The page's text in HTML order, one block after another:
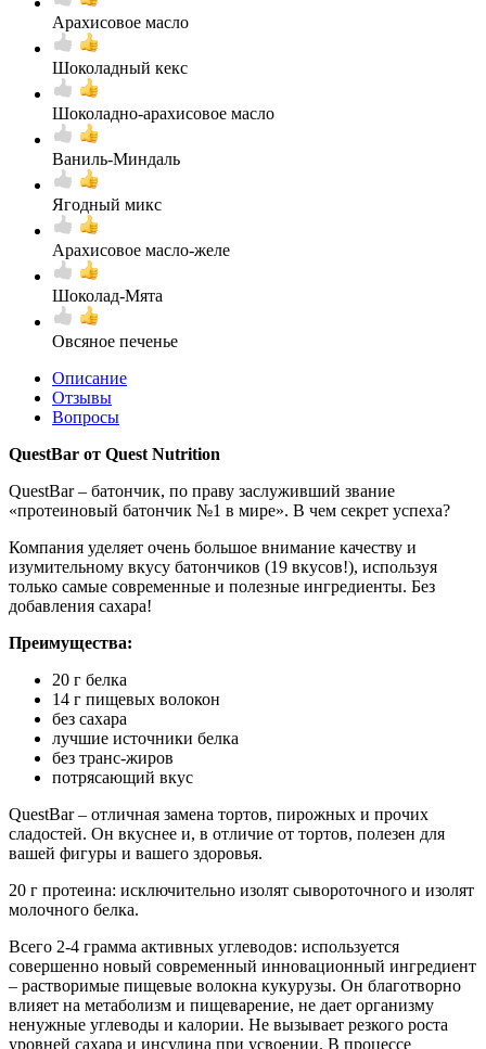
Арахисовое масло
Шоколадный кекс
Шоколадно-арахисовое масло
Ваниль-Миндаль
Ягодный микс
Арахисовое масло-желе
Шоколад-Мята
Овсяное печенье
Описание
Отзывы
Вопросы
QuestBar от Quest Nutrition
QuestBar – батончик, по праву заслуживший звание
«протеиновый батончик №1 в мире». В чем секрет успеха?
Компания уделяет очень большое внимание качеству и
изумительному вкусу батончиков (19 вкусов!), используя
только самые современные и полезные ингредиенты. Без
добавления сахара!
Преимущества:
20 г белка
14 г пищевых волокон
без сахара
лучшие источники белка
без транс-жиров
потрясающий вкус
QuestBar – отличная замена тортов, пирожных и прочих
сладостей. Он вкуснее и, в отличие от тортов, полезен для
вашей фигуры и вашего здоровья.
20 г протеина: исключительно изолят сывороточного и изолят
молочного белка.
Всего 2-4 грамма активных углеводов: используется
совершенно новый современный инновационный ингредиент
– растворимые пищевые волокна кукурузы. Он благотворно
влияет на метаболизм и пищеварение, не дает организму
ненужные углеводы и калории. Не вызывает резкого роста
уровней сахара и инсулина при усвоении. В процессе